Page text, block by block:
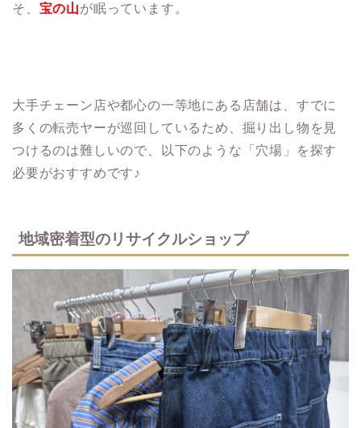
そ、 宝の山が眠っています。
大手チェーン店や都心の一等地にある店舗は、すでに
多くの転売ヤーが巡回しているため、掘り出し物を見
つけるのは難しいので、以下のような「穴場」を探す
必要がおすすめです♪
地域密着型のリサイクルショップ